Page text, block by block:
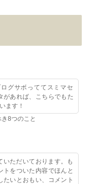
グサボっててスミマセ
があれば、こちらでもた
ます！
8つのこと
ただいております。も
をついた内容でほんと
たいとおもい、コメント